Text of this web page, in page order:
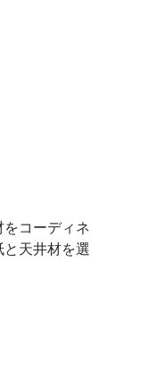
コーディネ
天井材を選